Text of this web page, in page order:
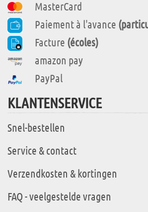
MasterCard
Paiement à l'avance
Facture (écoles)
amazon pay
PayPal
KLANTENSERVICE
Snel-bestellen
Service & contact
Verzendkosten & kortingen
FAQ - veelgestelde vragen